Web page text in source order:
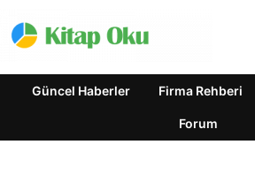
Güncel Haberler Firma Rehberi
Forum